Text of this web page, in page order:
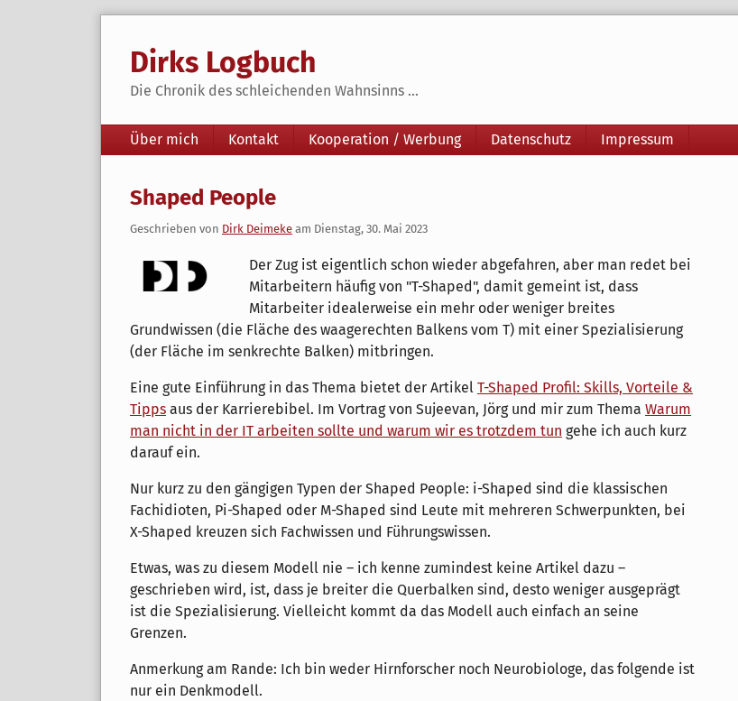
Dirks Logbuch
Die Chronik des schleichenden Wahnsinns ...
Navigation
Über mich Kontakt Kooperation / Werbung Datenschutz Impressum
Shaped People
Geschrieben von Dirk Deimeke am Dienstag, 30. Mai 2023
Der Zug ist eigentlich schon wieder abgefahren, aber man redet bei
Mitarbeitern häufig von "T-Shaped", damit gemeint ist, dass
Mitarbeiter idealerweise ein mehr oder weniger breites
Grundwissen (die Fläche des waagerechten Balkens vom T) mit einer Spezialisierung
(der Fläche im senkrechte Balken) mitbringen.
Eine gute Einführung in das Thema bietet der Artikel T-Shaped Profil: Skills, Vorteile &
Tipps aus der Karrierebibel. Im Vortrag von Sujeevan, Jörg und mir zum Thema Warum
man nicht in der IT arbeiten sollte und warum wir es trotzdem tun gehe ich auch kurz
darauf ein.
Nur kurz zu den gängigen Typen der Shaped People: i-Shaped sind die klassischen
Fachidioten, Pi-Shaped oder M-Shaped sind Leute mit mehreren Schwerpunkten, bei
X-Shaped kreuzen sich Fachwissen und Führungswissen.
Etwas, was zu diesem Modell nie – ich kenne zumindest keine Artikel dazu –
geschrieben wird, ist, dass je breiter die Querbalken sind, desto weniger ausgeprägt
ist die Spezialisierung. Vielleicht kommt da das Modell auch einfach an seine
Grenzen.
Anmerkung am Rande: Ich bin weder Hirnforscher noch Neurobiologe, das folgende ist
nur ein Denkmodell.